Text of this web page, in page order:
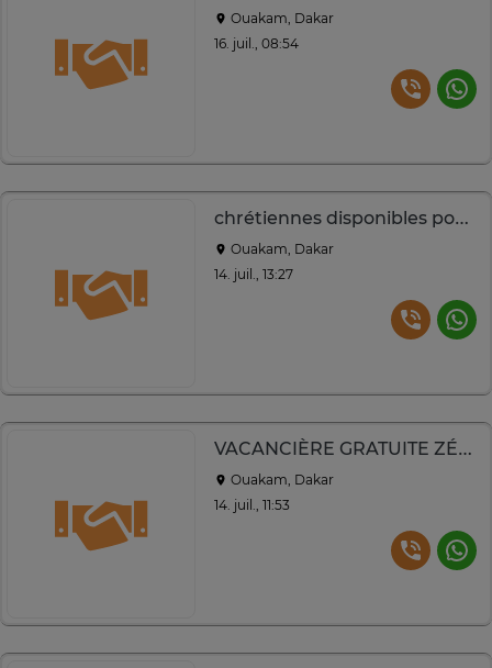
Ouakam, Dakar
16. juil., 08:54
chrétiennes disponibles pour emploi Logées
Ouakam, Dakar
14. juil., 13:27
VACANCIÈRE GRATUITE ZÉRO FRAIS D’AGENCe
Ouakam, Dakar
14. juil., 11:53